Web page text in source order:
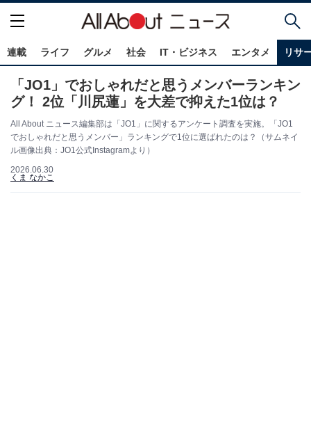
連載 ライフ グルメ 社会 IT・ビジネス エンタメ リサ
「JO1」でおしゃれだと思うメンバーランキン
グ！ 2位「川尻蓮」を大差で抑えた1位は？
All About ニュース編集部は「JO1」に関するアンケート調査を実施。「JO1
でおしゃれだと思うメンバー」ランキングで1位に選ばれたのは？（サムネイ
ル画像出典：JO1公式Instagramより）
2026.06.30
くま なかこ